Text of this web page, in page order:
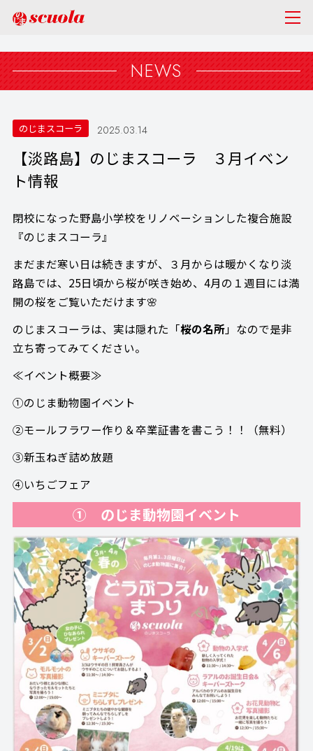
NEWS
のじまスコーラ 2025.03.14
【淡路島】のじまスコーラ ３月イベン
ト情報
閉校になった野島小学校をリノベーションした複合施設
『のじまスコーラ』
まだまだ寒い日は続きますが、３月からは暖かくなり淡
路島では、25日頃から桜が咲き始め、4月の１週目には満
開の桜をご覧いただけます🌸
のじまスコーラは、実は隠れた「桜の名所」なので是非
立ち寄ってみてください。
≪イベント概要≫
①のじま動物園イベント
②モールフラワー作り＆卒業証書を書こう！！（無料）
③新玉ねぎ詰め放題
④いちごフェア
① のじま動物園イベント